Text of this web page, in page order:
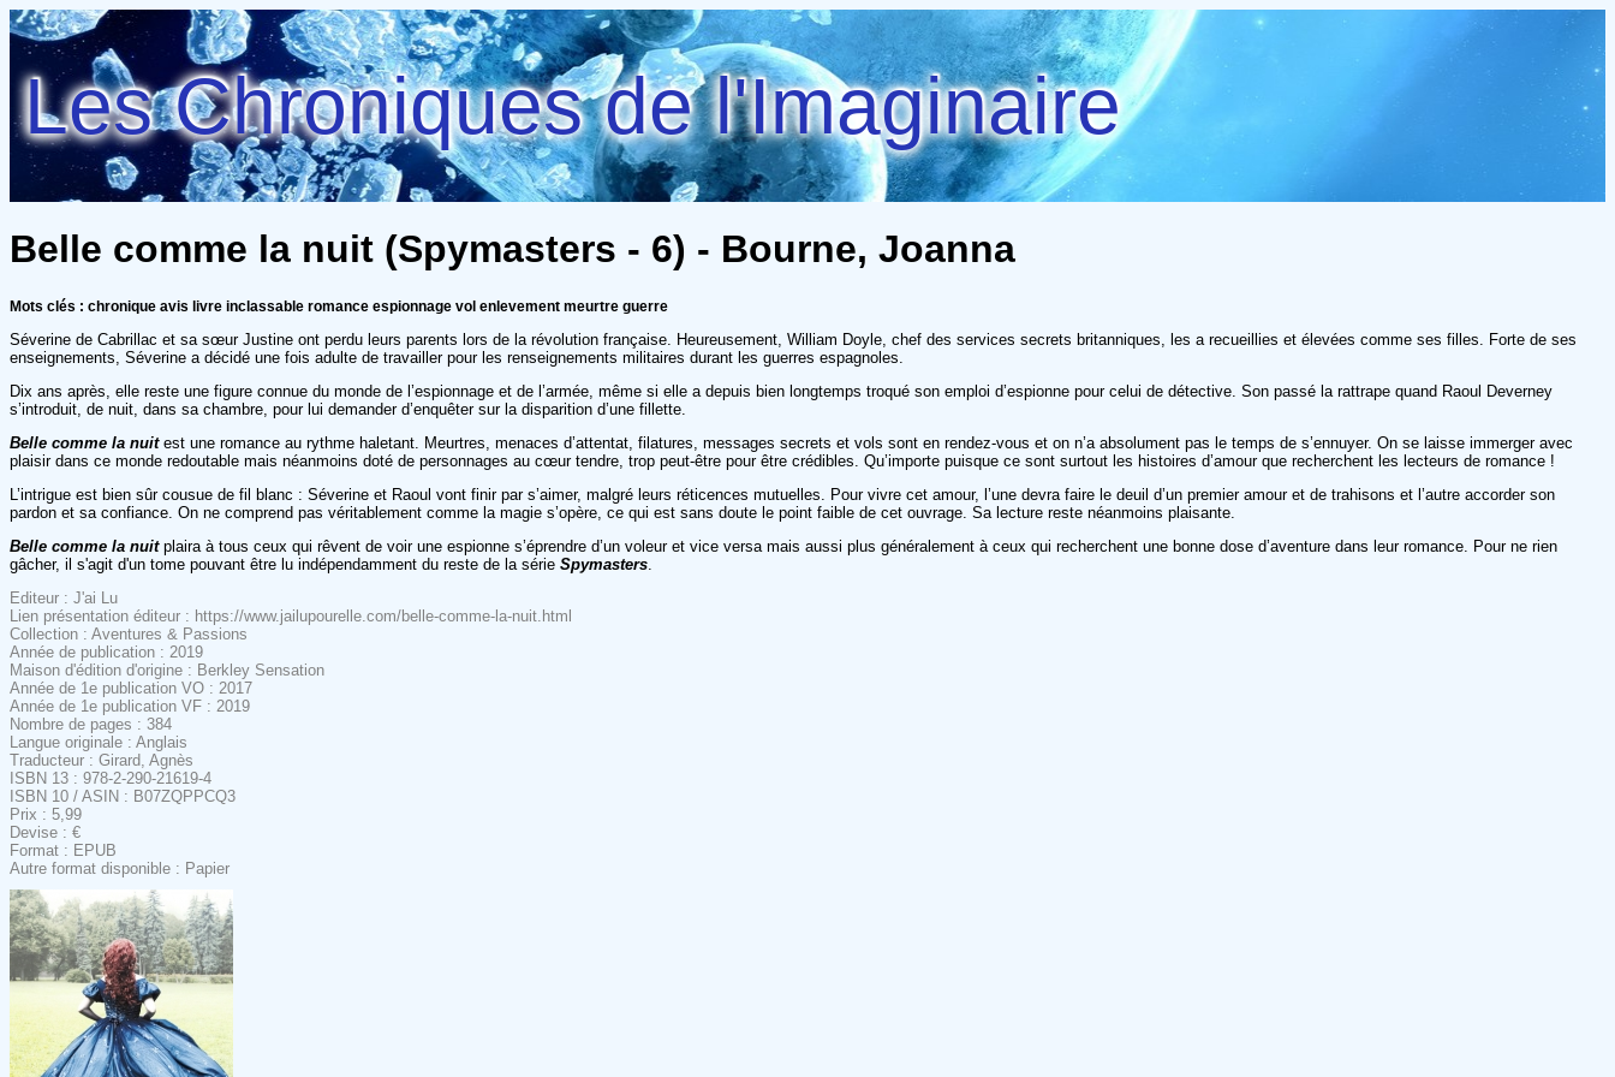
Les Chroniques de l'Imaginaire
Belle comme la nuit (Spymasters - 6) - Bourne, Joanna
Mots clés : chronique avis livre inclassable romance espionnage vol enlevement meurtre guerre
Séverine de Cabrillac et sa sœur Justine ont perdu leurs parents lors de la révolution française. Heureusement, William Doyle, chef des services secrets britanniques, les a recueillies et élevées comme ses filles. Forte de ses
enseignements, Séverine a décidé une fois adulte de travailler pour les renseignements militaires durant les guerres espagnoles.
Dix ans après, elle reste une figure connue du monde de l’espionnage et de l’armée, même si elle a depuis bien longtemps troqué son emploi d’espionne pour celui de détective. Son passé la rattrape quand Raoul Deverney
s’introduit, de nuit, dans sa chambre, pour lui demander d’enquêter sur la disparition d’une fillette.
Belle comme la nuit est une romance au rythme haletant. Meurtres, menaces d’attentat, filatures, messages secrets et vols sont en rendez-vous et on n’a absolument pas le temps de s’ennuyer. On se laisse immerger avec
plaisir dans ce monde redoutable mais néanmoins doté de personnages au cœur tendre, trop peut-être pour être crédibles. Qu’importe puisque ce sont surtout les histoires d’amour que recherchent les lecteurs de romance !
L’intrigue est bien sûr cousue de fil blanc : Séverine et Raoul vont finir par s’aimer, malgré leurs réticences mutuelles. Pour vivre cet amour, l’une devra faire le deuil d’un premier amour et de trahisons et l’autre accorder son
pardon et sa confiance. On ne comprend pas véritablement comme la magie s’opère, ce qui est sans doute le point faible de cet ouvrage. Sa lecture reste néanmoins plaisante.
Belle comme la nuit plaira à tous ceux qui rêvent de voir une espionne s’éprendre d’un voleur et vice versa mais aussi plus généralement à ceux qui recherchent une bonne dose d’aventure dans leur romance. Pour ne rien
gâcher, il s'agit d'un tome pouvant être lu indépendamment du reste de la série Spymasters
Editeur : J'ai Lu
Lien présentation éditeur : https://www.jailupourelle.com/belle-comme-la-nuit.html
Collection : Aventures & Passions
Année de publication : 2019
Maison d'édition d'origine : Berkley Sensation
Année de 1e publication VO : 2017
Année de 1e publication VF : 2019
Nombre de pages : 384
Langue originale : Anglais
Traducteur : Girard, Agnès
ISBN 13 : 978-2-290-21619-4
ISBN 10 / ASIN : B07ZQPPCQ3
Prix : 5,99
Devise : €
Format : EPUB
Autre format disponible : Papier